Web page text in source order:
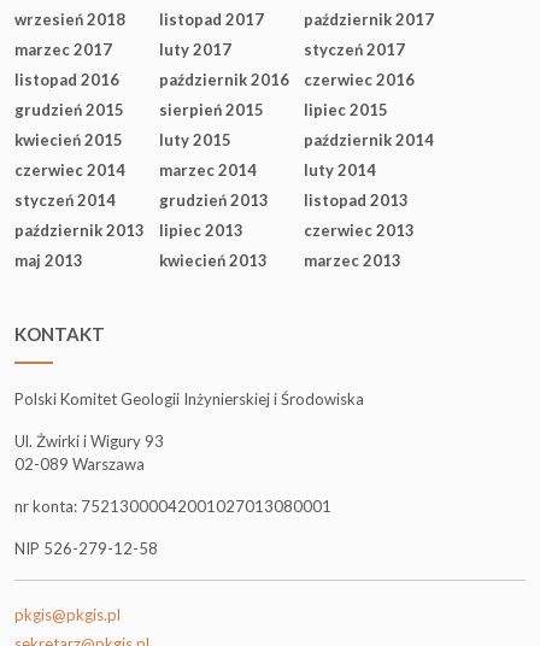
wrzesień 2018
listopad 2017
październik 2017
marzec 2017
luty 2017
styczeń 2017
listopad 2016
październik 2016
czerwiec 2016
grudzień 2015
sierpień 2015
lipiec 2015
kwiecień 2015
luty 2015
październik 2014
czerwiec 2014
marzec 2014
luty 2014
styczeń 2014
grudzień 2013
listopad 2013
październik 2013
lipiec 2013
czerwiec 2013
maj 2013
kwiecień 2013 marzec 2013
KONTAKT
Polski Komitet Geologii Inżynierskiej i Środowiska
Ul. Żwirki i Wigury 93
02-089 Warszawa
nr konta: 75213000042001027013080001
NIP 526-279-12-58
pkgis@pkgis.pl